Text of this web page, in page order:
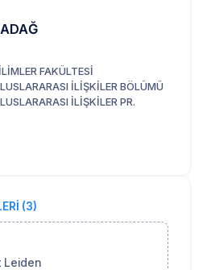
FAKÜLTESİ
İLİŞKİLER BÖLÜMÜ
İLİŞKİLER PR.
(3)
Leiden